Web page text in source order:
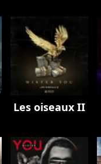
Les oiseaux II